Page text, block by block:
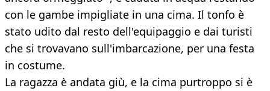
con le gambe impigliate in una cima. Il tonfo è
stato udito dal resto dell'equipaggio e dai turisti
che si trovavano sull'imbarcazione, per una festa
in costume.
La ragazza è andata giù, e la cima purtroppo si è